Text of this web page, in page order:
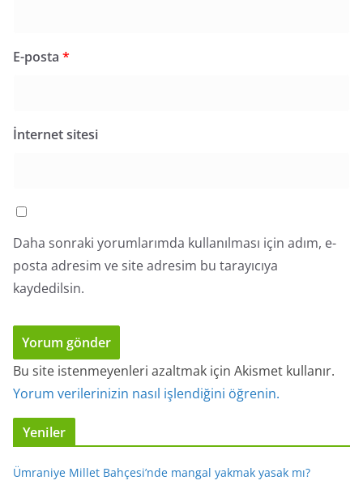
E-posta *
İnternet sitesi
Daha sonraki yorumlarımda kullanılması için adım, e-
posta adresim ve site adresim bu tarayıcıya
kaydedilsin.
Bu site istenmeyenleri azaltmak için Akismet kullanır.
Yorum verilerinizin nasıl işlendiğini öğrenin.
Yeniler
Ümraniye Millet Bahçesi’nde mangal yakmak yasak mı?